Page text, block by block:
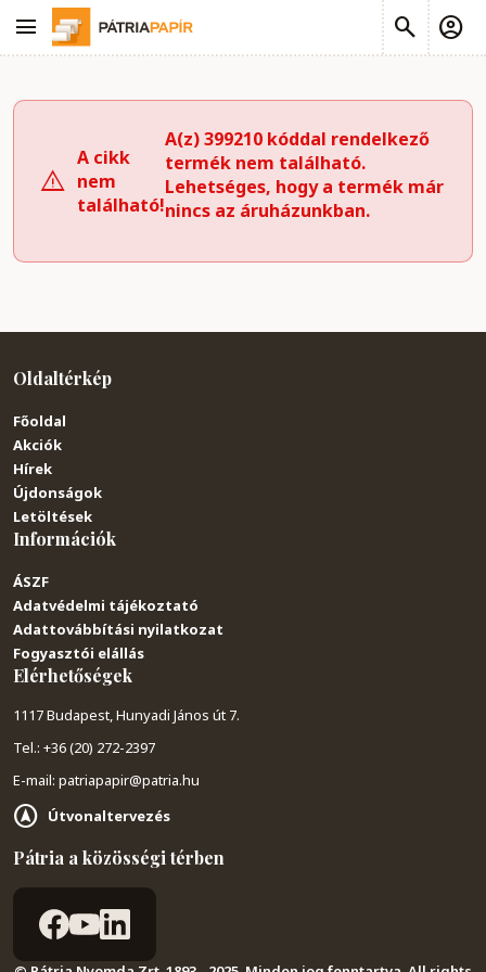
A cikk
nem
található!
A(z) 399210 kóddal rendelkező
termék nem található.
Lehetséges, hogy a termék már
nincs az áruházunkban.
Oldaltérkép
Főoldal
Akciók
Hírek
Újdonságok
Letöltések
Információk
ÁSZF
Adatvédelmi tájékoztató
Adattovábbítási nyilatkozat
Fogyasztói elállás
Elérhetőségek
1117 Budapest, Hunyadi János út 7.
Tel.: +36 (20) 272-2397
E-mail: patriapapir@patria.hu
Útvonaltervezés
Pátria a közösségi térben